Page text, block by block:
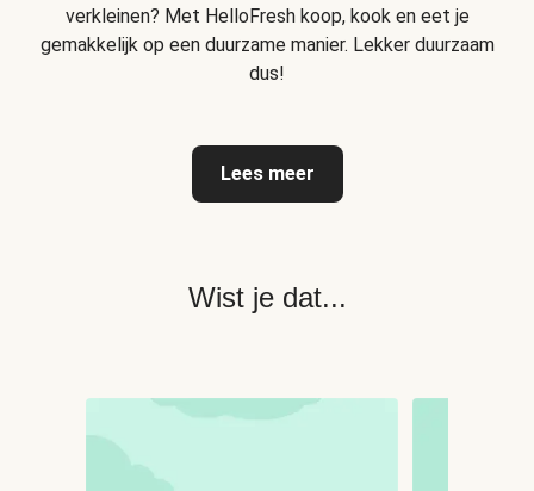
verkleinen? Met HelloFresh koop, kook en eet je
gemakkelijk op een duurzame manier. Lekker duurzaam
dus!
Lees meer
Wist je dat...